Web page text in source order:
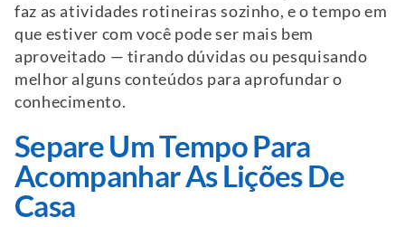
faz as atividades rotineiras sozinho, e o tempo em
que estiver com você pode ser mais bem
aproveitado — tirando dúvidas ou pesquisando
melhor alguns conteúdos para aprofundar o
conhecimento.
Separe Um Tempo Para
Acompanhar As Lições De
Casa